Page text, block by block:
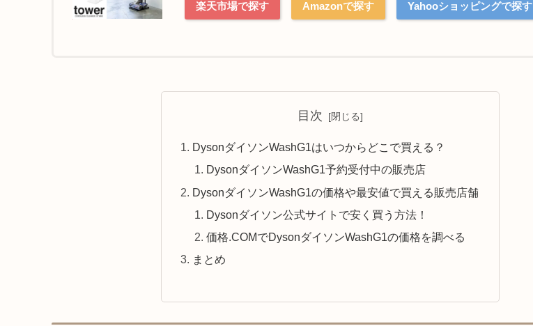
楽天市場で探す Amazonで探す Yahooショッピングで探す
目次
DysonダイソンWashG1はいつからどこで買える？
DysonダイソンWashG1予約受付中の販売店
DysonダイソンWashG1の価格や最安値で買える販売店舗
Dysonダイソン公式サイトで安く買う方法！
価格.COMでDysonダイソンWashG1の価格を調べる
まとめ